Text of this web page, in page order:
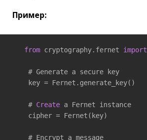
Пример:
from cryptography.fernet import
    # Generate a secure key
    key = Fernet.generate_key()
    #
Create a Fernet instance
    cipher = Fernet(key)
    # Encrypt a message